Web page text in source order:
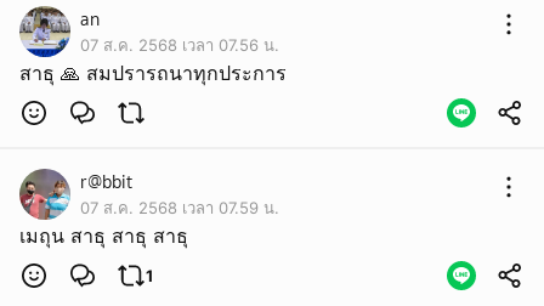
an
07 ส.ค. 2568 เวลา 07.56 น.
สาธุ 🙏 สมปรารถนาทุกประการ
r@bbit
07 ส.ค. 2568 เวลา 07.59 น.
เมถุน สาธุ สาธุ สาธุ
1